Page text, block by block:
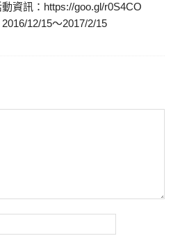
資訊：https://goo.gl/r0S4CO
12/15～2017/2/15